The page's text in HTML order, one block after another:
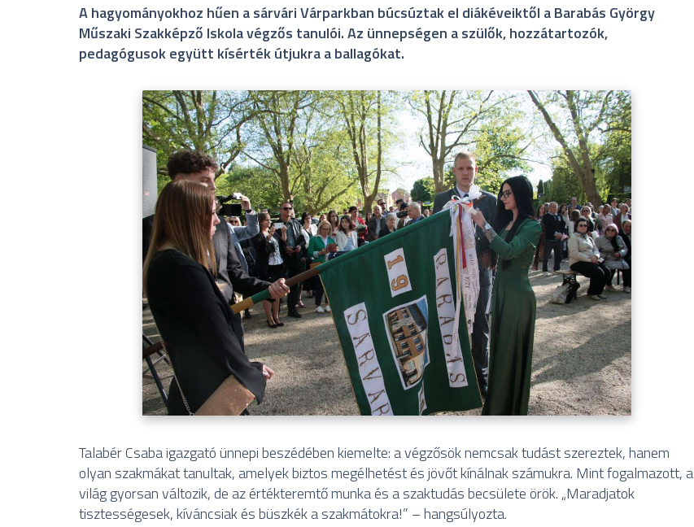
A hagyományokhoz hűen a sárvári Várparkban búcsúztak el diákéveiktől a Barabás György
Műszaki Szakképző Iskola végzős tanulói. Az ünnepségen a szülők, hozzátartozók,
pedagógusok együtt kísérték útjukra a ballagókat.
Talabér Csaba igazgató ünnepi beszédében kiemelte: a végzősök nemcsak tudást szereztek, hanem
olyan szakmákat tanultak, amelyek biztos megélhetést és jövőt kínálnak számukra. Mint fogalmazott, a
világ gyorsan változik, de az értékteremtő munka és a szaktudás becsülete örök. „Maradjatok
tisztességesek, kíváncsiak és büszkék a szakmátokra!” – hangsúlyozta.